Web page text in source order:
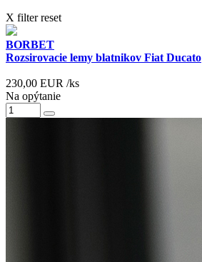
X filter reset
BORBET
Rozsirovacie lemy blatnikov Fiat Ducato
230,00 EUR /ks
Na opýtanie